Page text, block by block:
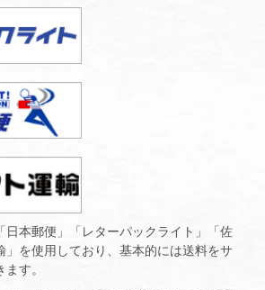
日本郵便」「レターパックライト」「佐
」を使用しており、基本的には送料をサ
す。